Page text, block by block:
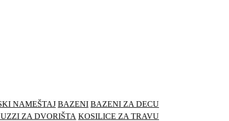
NAMEŠTAJ BAZENI BAZENI ZA DECU
ZA DVORIŠTA KOSILICE ZA TRAVU